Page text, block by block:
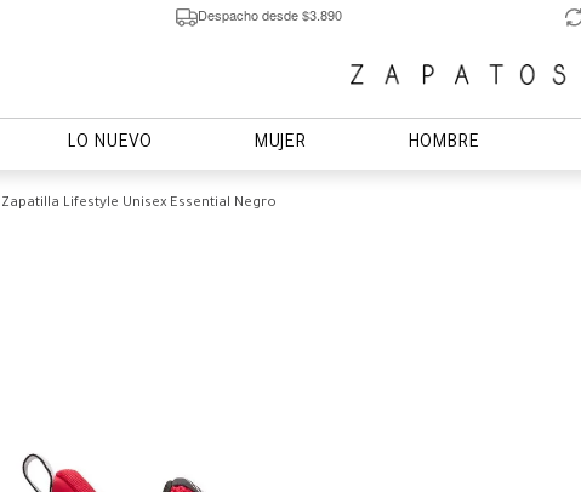
Despacho desde $3.890
LO NUEVO MUJER HOMBRE
Zapatilla Lifestyle Unisex Essential Negro